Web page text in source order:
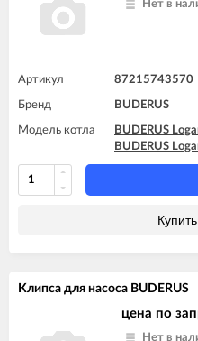
Нет в
Артикул 87215743570
Бренд BUDERUS
Модель котла
BUDERUS
BUDERUS
Клипса для насоса BUDERUS
цена по
Нет в